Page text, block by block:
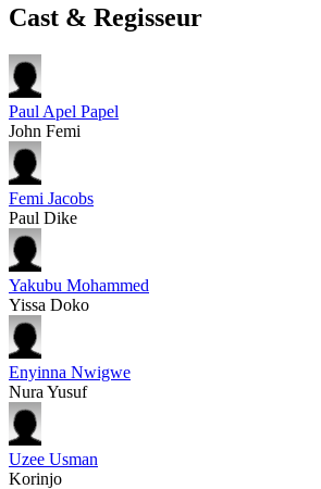
Cast & Regisseur
Paul Apel Papel
John Femi
Femi Jacobs
Paul Dike
Yakubu Mohammed
Yissa Doko
Enyinna Nwigwe
Nura Yusuf
Uzee Usman
Korinjo